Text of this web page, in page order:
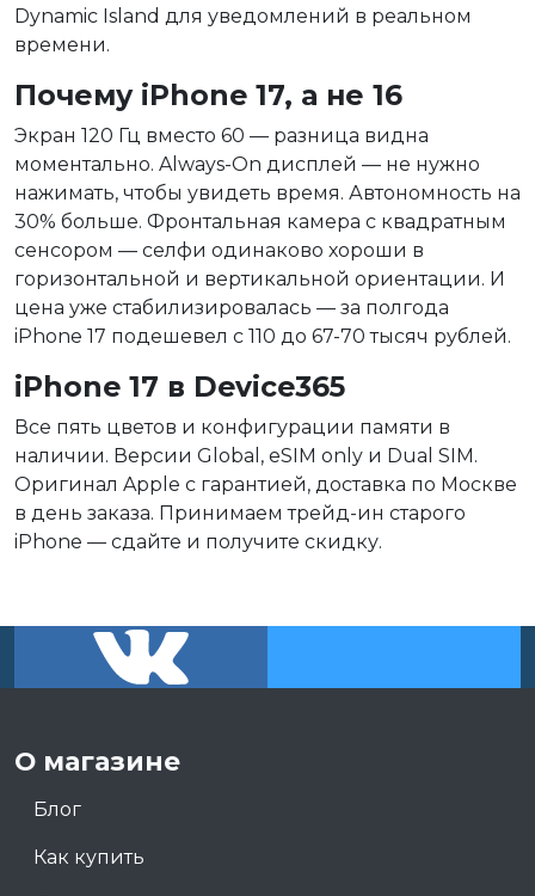
Dynamic Island для уведомлений в реальном
времени.
Почему iPhone 17, а не 16
Экран 120 Гц вместо 60 — разница видна
моментально. Always-On дисплей — не нужно
нажимать, чтобы увидеть время. Автономность на
30% больше. Фронтальная камера с квадратным
сенсором — селфи одинаково хороши в
горизонтальной и вертикальной ориентации. И
цена уже стабилизировалась — за полгода
iPhone 17 подешевел с 110 до 67-70 тысяч рублей.
iPhone 17 в Device365
Все пять цветов и конфигурации памяти в
наличии. Версии Global, eSIM only и Dual SIM.
Оригинал Apple с гарантией, доставка по Москве
в день заказа. Принимаем трейд-ин старого
iPhone — сдайте и получите скидку.
О магазине
Блог
Как купить